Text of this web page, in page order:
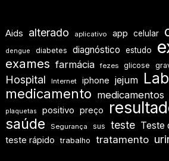
Aids alterado aplicativo app celular
dengue diabetes diagnóstico estudo
exames farmácia fezes glicose
Hospital
Internet iphone jejum
medicamento medicamentos
plaquetas positivo preço
saúde Segurança sus teste Teste
teste rápido trabalho tratamento